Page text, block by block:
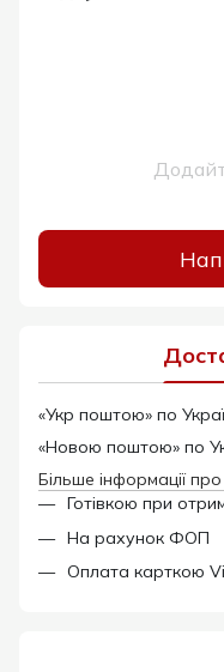
«Укр поштою» по
«Новою поштою» по
Більше інформації
Готівкою при
На рахунок ФОП
Оплата карткою